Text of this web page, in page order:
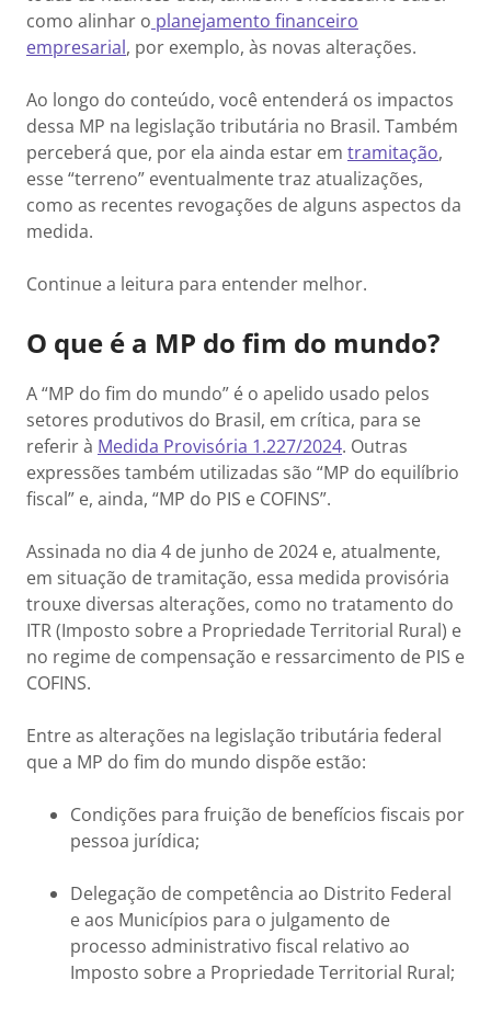
como alinhar o planejamento financeiro
empresarial, por exemplo, às novas alterações.
Ao longo do conteúdo, você entenderá os impactos
dessa MP na legislação tributária no Brasil. Também
perceberá que, por ela ainda estar em tramitação,
esse “terreno” eventualmente traz atualizações,
como as recentes revogações de alguns aspectos da
medida.
Continue a leitura para entender melhor.
O que é a MP do fim do mundo?
A “MP do fim do mundo” é o apelido usado pelos
setores produtivos do Brasil, em crítica, para se
referir à Medida Provisória 1.227/2024. Outras
expressões também utilizadas são “MP do equilíbrio
fiscal” e, ainda, “MP do PIS e COFINS”.
Assinada no dia 4 de junho de 2024 e, atualmente,
em situação de tramitação, essa medida provisória
trouxe diversas alterações, como no tratamento do
ITR (Imposto sobre a Propriedade Territorial Rural) e
no regime de compensação e ressarcimento de PIS e
COFINS.
Entre as alterações na legislação tributária federal
que a MP do fim do mundo dispõe estão:
Condições para fruição de benefícios fiscais por
pessoa jurídica;
Delegação de competência ao Distrito Federal
e aos Municípios para o julgamento de
processo administrativo fiscal relativo ao
Imposto sobre a Propriedade Territorial Rural;